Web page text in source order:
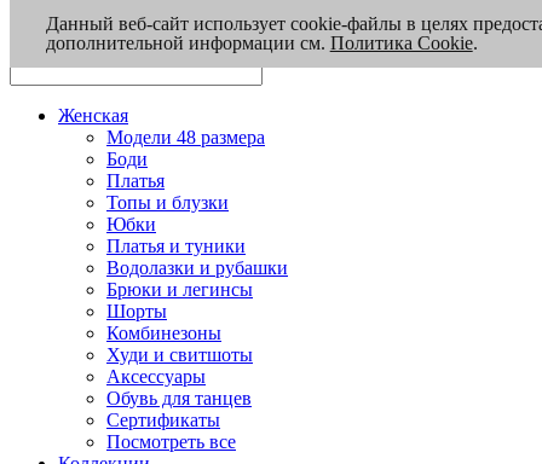
Женская
Модели 48 размера
Боди
Платья
Топы и блузки
Юбки
Платья и туники
Водолазки и рубашки
Брюки и легинсы
Шорты
Комбинезоны
Худи и свитшоты
Аксессуары
Обувь для танцев
Сертификаты
Посмотреть все
Данный веб-сайт использует cookie-файлы в целях
дополнительной информации см. Политика Cookie.